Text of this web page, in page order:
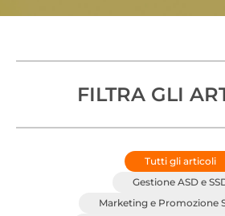
FILTRA GLI
Tutti gli articoli
Gestione ASD e
Marketing e Promozione